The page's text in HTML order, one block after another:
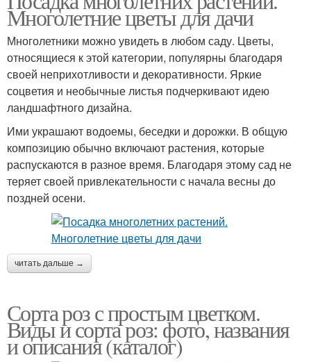
Многолетние цветы для дачи
Многолетники можно увидеть в любом саду. Цветы,
относящиеся к этой категории, популярны благодаря
своей неприхотливости и декоративности. Яркие
соцветия и необычные листья подчеркивают идею
ландшафтного дизайна.
Ими украшают водоемы, беседки и дорожки. В общую
композицию обычно включают растения, которые
распускаются в разное время. Благодаря этому сад не
теряет своей привлекательности с начала весны до
поздней осени.
читать дальше →
Сорта роз с простым цветком.
Виды и сорта роз: фото, названия
и описания (каталог)